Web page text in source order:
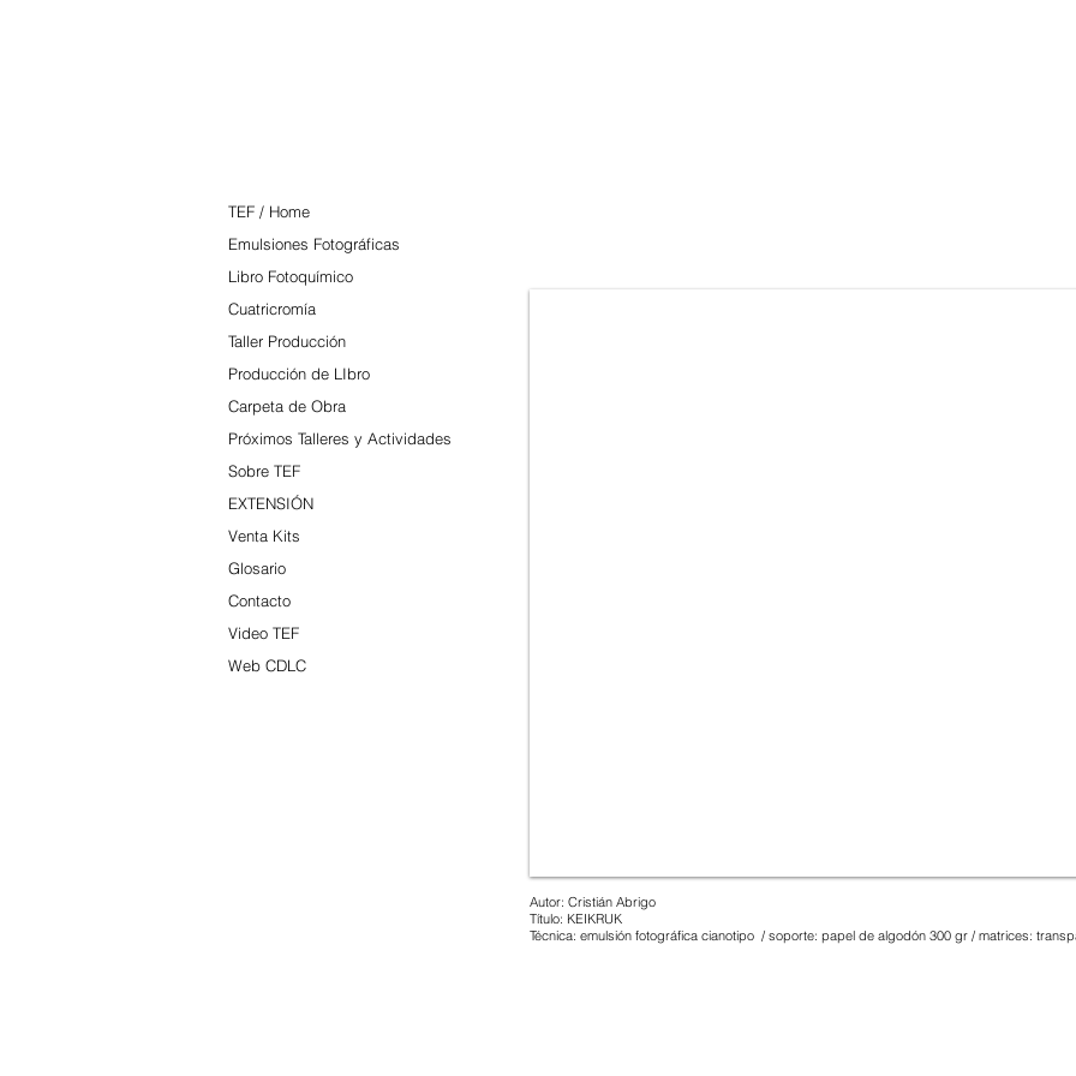
Autor: Cristián Abrigo
Título: KEIKRUK
Técnica: emulsión fotográfica cianotipo / soporte: papel de algodón 300 gr / matrices:
TEF / Home
Emulsiones Fotográficas
Libro Fotoquímico
Cuatricromía
Taller Producción
Producción de LIbro
Carpeta de Obra
Próximos Talleres y Actividades
Sobre TEF
EXTENSIÓN
Venta Kits
Glosario
Contacto
Video TEF
Web CDLC